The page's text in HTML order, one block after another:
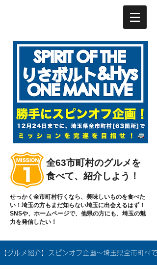
全63市町村のグルメを
食べて、紹介しよう！
せっかく全市町村行くなら、美味しいものを食べた
い！埼玉の方もまだ知らない埼玉に出会えるはず！
SNSや、ホームページで、他県の方にも、埼玉の魅
力を発信したい！
【グルメ紹介】スピンオフ企画〜埼玉県全市町村